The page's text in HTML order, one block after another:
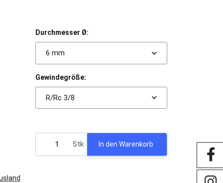
Durchmesser Ø:
6 mm
Gewindegröße:
R/Rc 3/8
Stk In den Warenkorb